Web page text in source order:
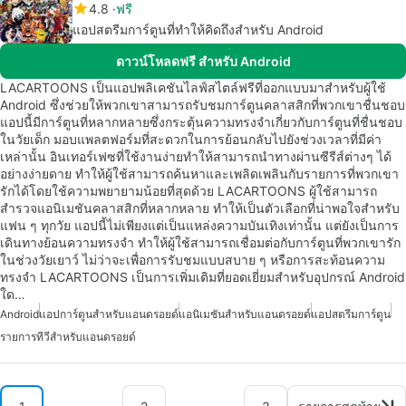
4.8 ฟรี
แอปสตรีมการ์ตูนที่ทำให้คิดถึงสำหรับ Android
ดาวน์โหลดฟรี สำหรับ Android
LACARTOONS เป็นแอปพลิเคชันไลฟ์สไตล์ฟรีที่ออกแบบมาสำหรับผู้ใช้
Android ซึ่งช่วยให้พวกเขาสามารถรับชมการ์ตูนคลาสสิกที่พวกเขาชื่นชอบ
แอปนี้มีการ์ตูนที่หลากหลายซึ่งกระตุ้นความทรงจำเกี่ยวกับการ์ตูนที่ชื่นชอบ
ในวัยเด็ก มอบแพลตฟอร์มที่สะดวกในการย้อนกลับไปยังช่วงเวลาที่มีค่า
เหล่านั้น อินเทอร์เฟซที่ใช้งานง่ายทำให้สามารถนำทางผ่านซีรีส์ต่างๆ ได้
อย่างง่ายดาย ทำให้ผู้ใช้สามารถค้นหาและเพลิดเพลินกับรายการที่พวกเขา
รักได้โดยใช้ความพยายามน้อยที่สุดด้วย LACARTOONS ผู้ใช้สามารถ
สำรวจแอนิเมชันคลาสสิกที่หลากหลาย ทำให้เป็นตัวเลือกที่น่าพอใจสำหรับ
แฟน ๆ ทุกวัย แอปนี้ไม่เพียงแต่เป็นแหล่งความบันเทิงเท่านั้น แต่ยังเป็นการ
เดินทางย้อนความทรงจำ ทำให้ผู้ใช้สามารถเชื่อมต่อกับการ์ตูนที่พวกเขารัก
ในช่วงวัยเยาว์ ไม่ว่าจะเพื่อการรับชมแบบสบาย ๆ หรือการสะท้อนความ
ทรงจำ LACARTOONS เป็นการเพิ่มเติมที่ยอดเยี่ยมสำหรับอุปกรณ์ Android
ใด…
Androidแอปการ์ตูนสำหรับแอนดรอยด์แอนิเมชันสำหรับแอนดรอยด์แอปสตรีมการ์ตูน
รายการทีวีสำหรับแอนดรอยด์